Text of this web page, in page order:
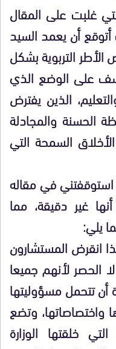
غلبت على المقال
أتوقع أن يعمد السيد
التربوية بشكل
على الوضع الذي
الذين يفترض
الحسنة والمجادلة
السمحة التي
في مقاله
غير دقيقة، مما
يلي:
انقرض المستشارون
الحصر لأنهم جميعا
أن تتحمل مسؤوليتها
واختصاصاتها، وتضع
خلقتها الوزارة